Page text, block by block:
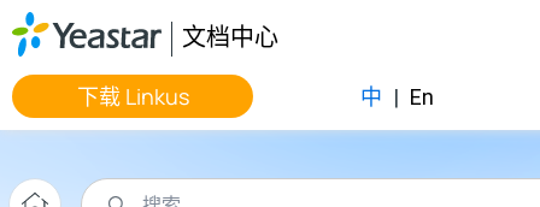
跳转到主要内容
文档中心
下载 Linkus 中 | En